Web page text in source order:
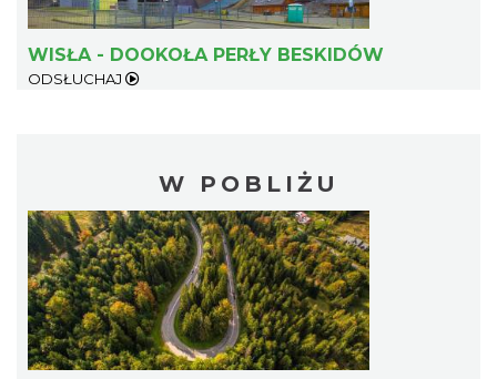
WISŁA - DOOKOŁA PERŁY BESKIDÓW
ODSŁUCHAJ
W POBLIŻU